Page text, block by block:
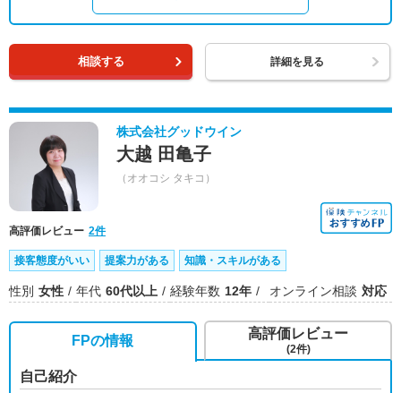
相談する 詳細を見る
株式会社グッドウイン
大越 田亀子
（オオコシ タキコ）
高評価レビュー 2件
接客態度がいい 提案力がある 知識・スキルがある
性別 女性 年代 60代以上 経験年数 12年 オンライン相談 対応
FPの情報
自己紹介
高評価レビュー
(2件)